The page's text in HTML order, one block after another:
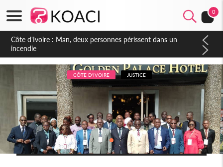
0
Côte d'Ivoire : Séileu, la célébration de la fête nationale
transformée en vaste campagne contre les produits
dépigmentants dangereux
CÔTE D'IVOIRE JUSTICE